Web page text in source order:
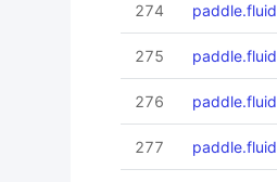
274
275
276
277